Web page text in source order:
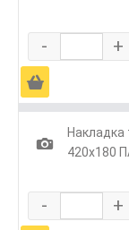
- +
Ä
1
Накладка
420х180
- +